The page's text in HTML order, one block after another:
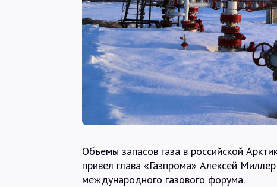
Объемы запасов газа в российской
привел глава «Газпрома» Алексей
международного газового форума.